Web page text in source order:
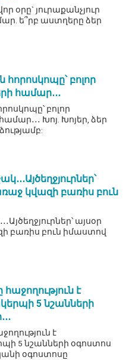
յուրաքանչյուր
ե՞րբ աստղերը ձեր
բոլոր
համար․․․
բոլոր
Խոյ. Խոյեր, ձեր
կվազի բառիս բուն
այսօր
բառիս բուն իմաստով
է
5 նշանների
է
5 նշանների օգոստոս
օգոստոսը